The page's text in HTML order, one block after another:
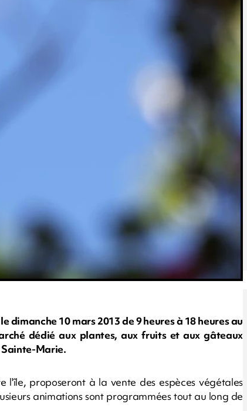
dimanche 10 mars 2013 de 9 heures à 18 heures au
dédié aux plantes, aux fruits et aux gâteaux
Marie.
l'île, proposeront à la vente des espèces végétales
animations sont programmées tout au long de